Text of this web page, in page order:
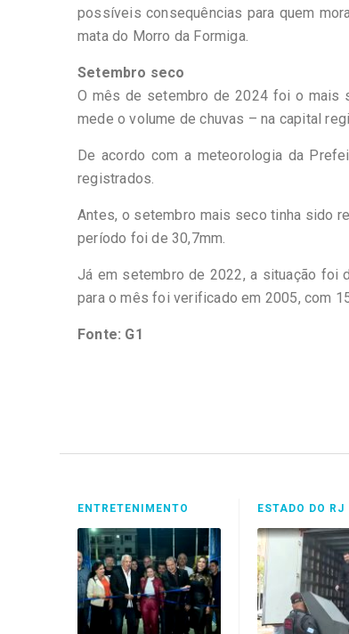
possíveis consequências para quem
mata do Morro da Formiga.
Setembro seco
O mês de setembro de 2024 foi o mais
mede o volume de chuvas – na capital
De acordo com a meteorologia da
registrados.
Antes, o setembro mais seco tinha sido
período foi de 30,7mm.
Já em setembro de 2022, a situação foi
para o mês foi verificado em 2005, com
Fonte: G1
ENTRETENIMENTO ESTADO DO RJ